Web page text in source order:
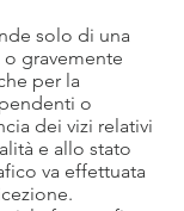
solo di una
gravemente
per la
o
dei vizi relativi
e allo stato
va effettuata